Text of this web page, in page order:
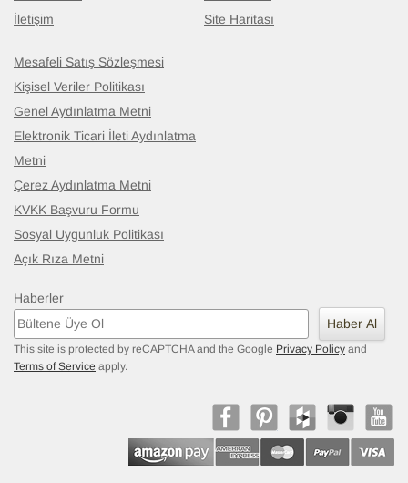
İletişim
Site Haritası
Mesafeli Satış Sözleşmesi
Kişisel Veriler Politikası
Genel Aydınlatma Metni
Elektronik Ticari İleti Aydınlatma
Metni
Çerez Aydınlatma Metni
KVKK Başvuru Formu
Sosyal Uygunluk Politikası
Açık Rıza Metni
Haberler
Haber Al
This site is protected by reCAPTCHA and the Google Privacy Policy and
Terms of Service apply.